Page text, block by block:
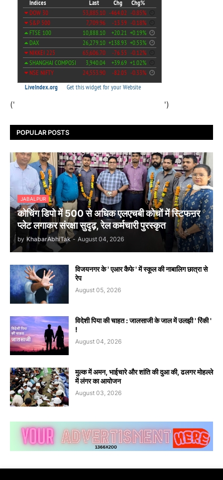
(' ')
POPULAR POSTS
JABALPUR
कोचिंग डिपो में 500 से अधिक एलएचबी कोचों में स्टिफऩर
प्लेट लगाकर संरक्षा सुदृढ़, रेल कर्मचारी पुरस्कृत
by KhabarAbhiTak - August 04, 2026
विजयनगर के ' एआर कैफे ' में स्कूल की नाबालिग छात्रा से
रेप
August 05, 2026
विदेशी पिया की चाहत : जालसाजी के जाल में उलझी ' रिंकी '
!
August 04, 2026
मुल्क में अमन, भाईचारे और शांति की दुआ की, ढलगर मोहल्ले
में लंगर का आयोजन
August 03, 2026